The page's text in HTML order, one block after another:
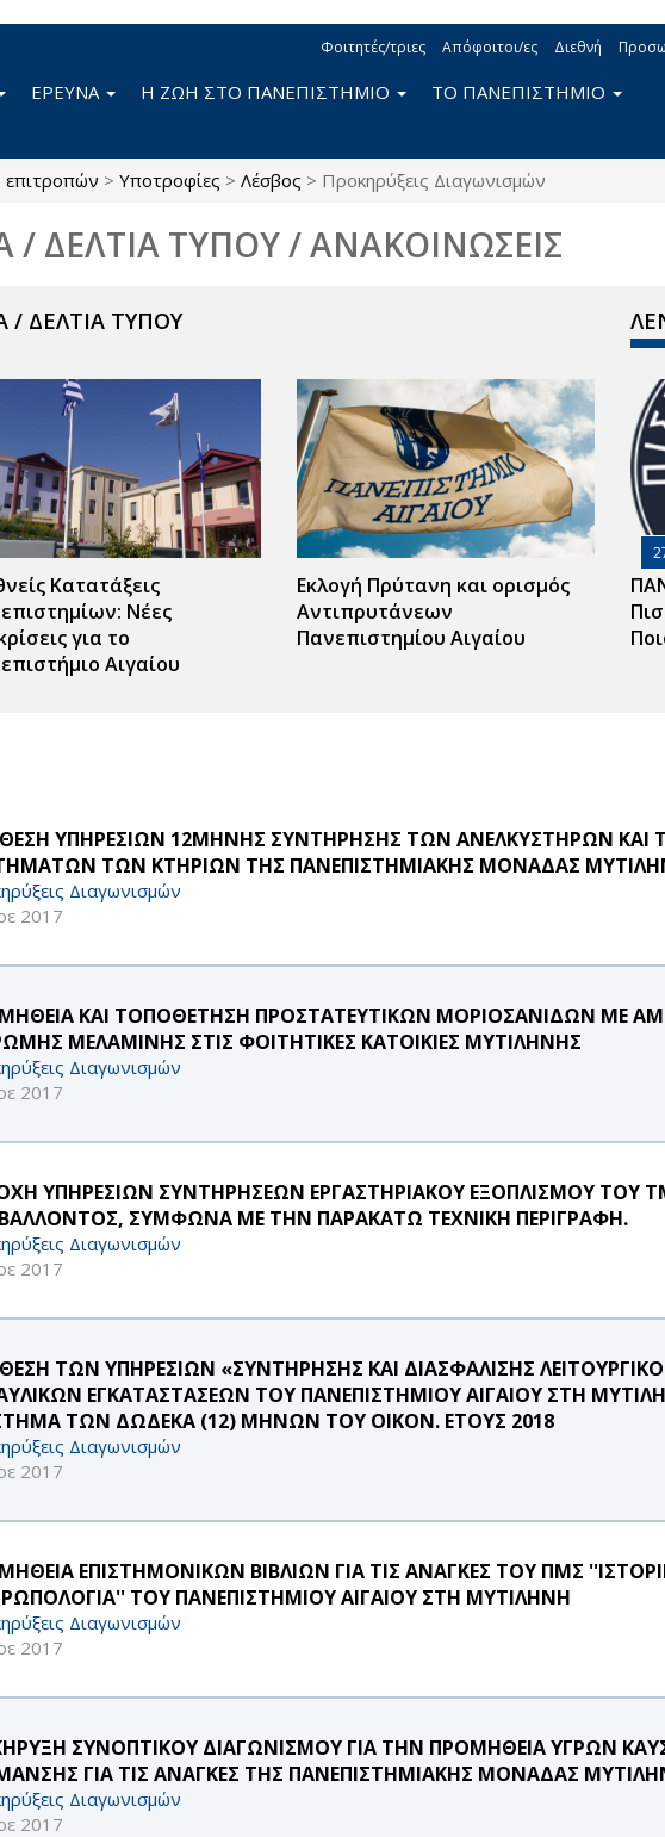
Φοιτητές/τριες Απόφοιτοι/ες Διεθνή
ΕΡΕΥΝΑ Η ΖΩΗ ΣΤΟ ΠΑΝΕΠΙΣΤΗΜΙΟ ΤΟ ΠΑΝΕΠΙΣΤΗΜΙΟ
επιτροπών > Υποτροφίες > Λέσβος > Προκηρύξεις Διαγωνισμών
/ ΔΕΛΤΙΑ ΤΥΠΟΥ / ΑΝΑΚΟΙΝΩΣΕΙΣ
/ ΔΕΛΤΙΑ ΤΥΠΟΥ
Κατατάξεις
Νέες
για το
Αιγαίου
Εκλογή Πρύτανη και ορισμός
Αντιπρυτάνεων
Πανεπιστημίου Αιγαίου
ΥΠΗΡΕΣΙΩΝ 12ΜΗΝΗΣ ΣΥΝΤΗΡΗΣΗΣ ΤΩΝ ΑΝΕΛΚΥΣΤΗΡΩΝ
ΤΩΝ ΚΤΗΡΙΩΝ ΤΗΣ ΠΑΝΕΠΙΣΤΗΜΙΑΚΗΣ ΜΟΝΑΔΑΣ
Διαγωνισμών
2017
ΚΑΙ ΤΟΠΟΘΕΤΗΣΗ ΠΡΟΣΤΑΤΕΥΤΙΚΩΝ ΜΟΡΙΟΣΑΝΙΔΩΝ ΜΕ
ΜΕΛΑΜΙΝΗΣ ΣΤΙΣ ΦΟΙΤΗΤΙΚΕΣ ΚΑΤΟΙΚΙΕΣ ΜΥΤΙΛΗΝΗΣ
Διαγωνισμών
2017
ΥΠΗΡΕΣΙΩΝ ΣΥΝΤΗΡΗΣΕΩΝ ΕΡΓΑΣΤΗΡΙΑΚΟΥ ΕΞΟΠΛΙΣΜΟΥ ΤΟΥ
ΣΥΜΦΩΝΑ ΜΕ ΤΗΝ ΠΑΡΑΚΑΤΩ ΤΕΧΝΙΚΗ ΠΕΡΙΓΡΑΦΗ.
Διαγωνισμών
2017
ΤΩΝ ΥΠΗΡΕΣΙΩΝ «ΣΥΝΤΗΡΗΣΗΣ ΚΑΙ ΔΙΑΣΦΑΛΙΣΗΣ
ΕΓΚΑΤΑΣΤΑΣΕΩΝ ΤΟΥ ΠΑΝΕΠΙΣΤΗΜΙΟΥ ΑΙΓΑΙΟΥ ΣΤΗ
ΤΩΝ ΔΩΔΕΚΑ (12) ΜΗΝΩΝ ΤΟΥ ΟΙΚΟΝ. ΕΤΟΥΣ 2018
Διαγωνισμών
2017
ΕΠΙΣΤΗΜΟΝΙΚΩΝ ΒΙΒΛΙΩΝ ΓΙΑ ΤΙΣ ΑΝΑΓΚΕΣ ΤΟΥ ΠΜΣ
ΤΟΥ ΠΑΝΕΠΙΣΤΗΜΙΟΥ ΑΙΓΑΙΟΥ ΣΤΗ ΜΥΤΙΛΗΝΗ
Διαγωνισμών
2017
ΣΥΝΟΠΤΙΚΟΥ ΔΙΑΓΩΝΙΣΜΟΥ ΓΙΑ ΤΗΝ ΠΡΟΜΗΘΕΙΑ ΥΓΡΩΝ
ΓΙΑ ΤΙΣ ΑΝΑΓΚΕΣ ΤΗΣ ΠΑΝΕΠΙΣΤΗΜΙΑΚΗΣ ΜΟΝΑΔΑΣ
Διαγωνισμών
2017